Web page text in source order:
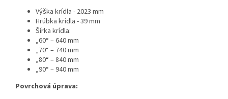
Výška krídla - 2023 mm
Hrúbka krídla - 39 mm
Šírka krídla:
„60“ – 640 mm
„70“ – 740 mm
„80“ – 840 mm
„90“ – 940 mm
Povrchová úprava: